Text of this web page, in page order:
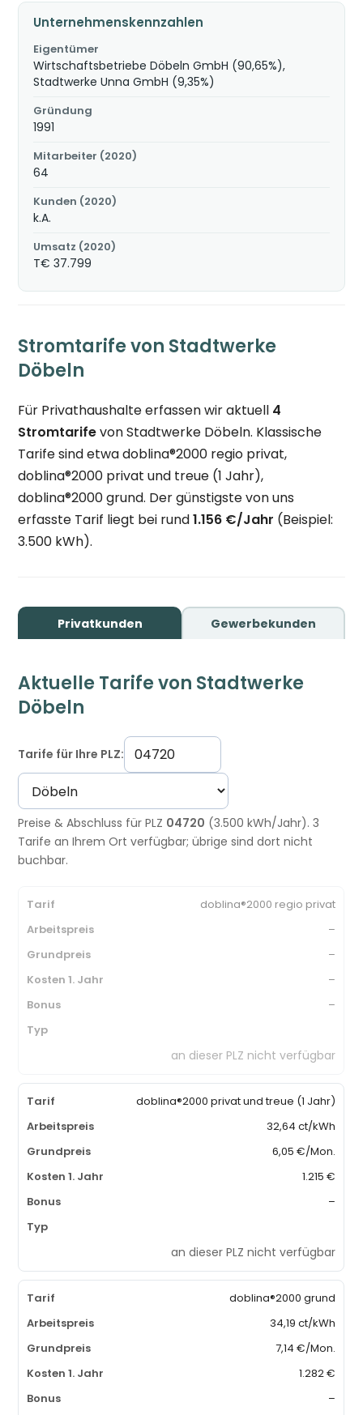
Unternehmenskennzahlen
Eigentümer
Wirtschaftsbetriebe Döbeln GmbH (90,65%),
Stadtwerke Unna GmbH (9,35%)
Gründung
1991
Mitarbeiter (2020)
64
Kunden (2020)
k.A.
Umsatz (2020)
T€ 37.799
Stromtarife von Stadtwerke
Döbeln
Für Privathaushalte erfassen wir aktuell 4
Stromtarifevon Stadtwerke Döbeln. Klassische
Tarife sind etwa doblina®2000 regio privat,
doblina®2000 privat und treue (1 Jahr),
doblina®2000 grund. Der günstigste von uns
erfasste Tarif liegt bei rund1.156 €/Jahr (Beispiel:
3.500 kWh).
Privatkunden Gewerbekunden
Aktuelle Tarife von Stadtwerke
Döbeln
Tarife für Ihre PLZ:
Preise & Abschluss für PLZ 04720 (3.500 kWh/Jahr). 3
Tarife an Ihrem Ort verfügbar; übrige sind dort nicht
buchbar.
doblina®2000 regio privat
–
–
–
–
an dieser PLZ nicht verfügbar
doblina®2000 privat und treue (1 Jahr)
32,64 ct/kWh
6,05 €/Mon.
1.215 €
–
an dieser PLZ nicht verfügbar
doblina®2000 grund
34,19 ct/kWh
7,14 €/Mon.
1.282 €
–